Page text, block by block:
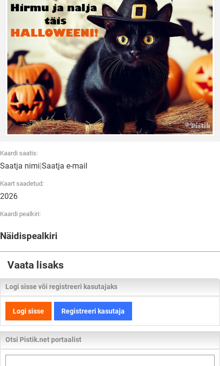
Kaardi saatis:
Saatja nimi Saatja e-mail
Kaart saadetud:
2026
Kaardi pealkiri:
Näidispealkiri
Vaata lisaks
Logi sisse või registreeri kasutajaks
Logi sisse Registreeri kasutaja
Otsi Pistik.net portaalist